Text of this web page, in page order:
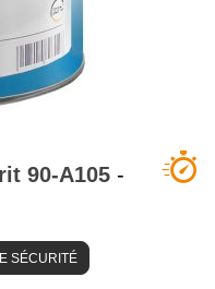
90-A105 -
SÉCURITÉ